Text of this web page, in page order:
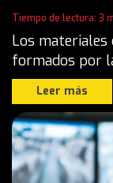
Tiempo de lectura: 3
Los
formados por
Leer más